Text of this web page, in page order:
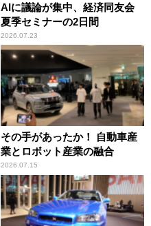
AIに議論が集中、経済同友会
夏季セミナーの2日間
2026.07.23
その手があったか！ 自動車産
業とロボット産業の融合
2026.07.15